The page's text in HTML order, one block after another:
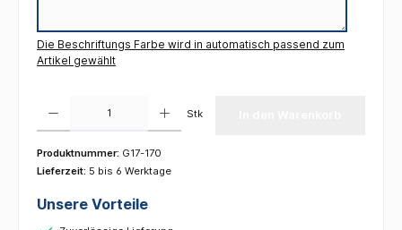
Die Beschriftungs Farbe wird in automatisch passend zum
Artikel gewählt
Stk
Produktnummer: G17-170
Lieferzeit: 5 bis 6 Werktage
Unsere Vorteile